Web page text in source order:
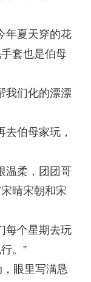
年夏天穿的花
套也是伯母
我们化的漂漂
伯母家玩，
温柔，团团哥
晴宋朝和宋
每个星期去玩
。”
眼里写满恳